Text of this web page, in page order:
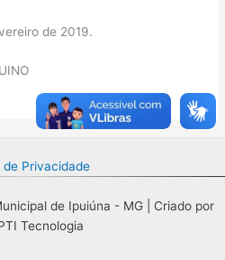
de 2019.
de Privacidade
de Ipuiúna - MG | Criado por
Tecnologia